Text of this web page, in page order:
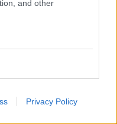
and other
Privacy Policy